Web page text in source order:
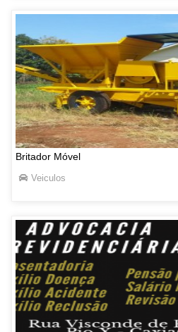
Britador Móvel
Veiculos